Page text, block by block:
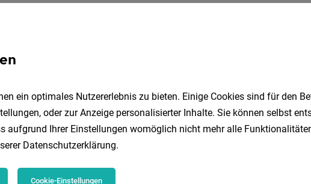
Speichere deine Suche als
ein optimales Nutzererlebnis zu bieten. Einige Cookies sind für den
oder zur Anzeige personalisierter Inhalte. Sie können selbst
aufgrund Ihrer Einstellungen womöglich nicht mehr alle
Datenschutzerklärung.
Cookie-Einstellungen